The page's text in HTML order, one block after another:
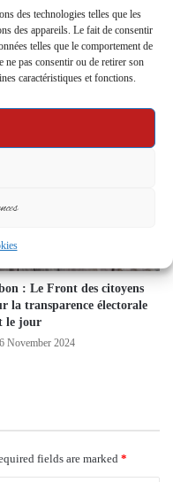
des technologies telles que les
des appareils. Le fait de consentir
telles que le comportement de
pas consentir ou de retirer son
caractéristiques et fonctions.
– Félicitations ou
? Le PDG salue la
du parti présidentiel
: Le Front des citoyens
la transparence électorale
le jour
November 2024
fields are marked *